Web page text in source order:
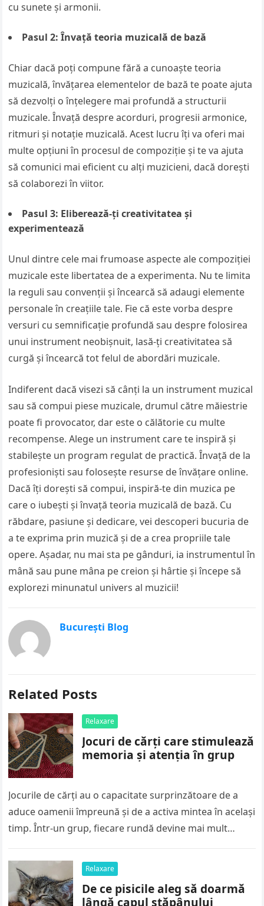
cu sunete și armonii.
Pasul 2: Învață teoria muzicală de bază
Chiar dacă poți compune fără a cunoaște teoria
muzicală, învățarea elementelor de bază te poate ajuta
să dezvolți o înțelegere mai profundă a structurii
muzicale. Învață despre acorduri, progresii armonice,
ritmuri și notație muzicală. Acest lucru îți va oferi mai
multe opțiuni în procesul de compoziție și te va ajuta
să comunici mai eficient cu alți muzicieni, dacă dorești
să colaborezi în viitor.
Pasul 3: Eliberează-ți creativitatea și
experimentează
Unul dintre cele mai frumoase aspecte ale compoziției
muzicale este libertatea de a experimenta. Nu te limita
la reguli sau convenții și încearcă să adaugi elemente
personale în creațiile tale. Fie că este vorba despre
versuri cu semnificație profundă sau despre folosirea
unui instrument neobișnuit, lasă-ți creativitatea să
curgă și încearcă tot felul de abordări muzicale.
Indiferent dacă visezi să cânți la un instrument muzical
sau să compui piese muzicale, drumul către măiestrie
poate fi provocator, dar este o călătorie cu multe
recompense. Alege un instrument care te inspiră și
stabilește un program regulat de practică. Învață de la
profesioniști sau folosește resurse de învățare online.
Dacă îți dorești să compui, inspiră-te din muzica pe
care o iubești și învață teoria muzicală de bază. Cu
răbdare, pasiune și dedicare, vei descoperi bucuria de
a te exprima prin muzică și de a crea propriile tale
opere. Așadar, nu mai sta pe gânduri, ia instrumentul în
mână sau pune mâna pe creion și hârtie și începe să
explorezi minunatul univers al muzicii!
București Blog
Related Posts
Relaxare
Jocuri de cărți care stimulează
memoria și atenția în grup
Jocurile de cărți au o capacitate surprinzătoare de a
aduce oamenii împreună și de a activa mintea în același
timp. Într-un grup, fiecare rundă devine mai mult…
Relaxare
De ce pisicile aleg să doarmă
lângă capul stăpânului